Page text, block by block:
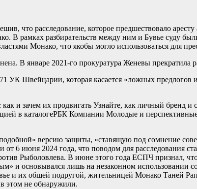
что расследование, которое предшествовало
В рамках разбирательств между ним и Бувье суду
Монако, что якобы могло использоваться для
В январе 2021-го прокуратура Женевы прекратила
УК Швейцарии, которая касается «ложных предлогов
и зачем их продвигать Узнайте, как личный бренд и
в каталогеРБК Компании Молодые и перспективные
версию защиты, «ставящую под сомнение
6 июня 2024 года, что поводом для расследования
Рыболовлева. В июне этого года ЕСПЧ признал,
и основывался лишь на незаконном использовании
и их общей подругой, жительницей Монако Таней
в этом не обнаружили.